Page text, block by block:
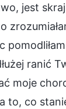
jest
ranić
moje
to, co